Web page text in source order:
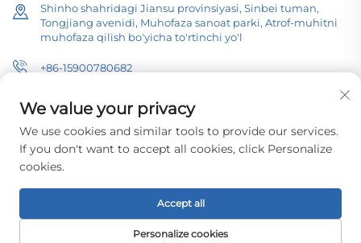
Shinho shahridagi Jiansu provinsiyasi, Sinbei tuman,
Tongjiang avenidi, Muhofaza sanoat parki, Atrof-muhitni
muhofaza qilish bo'yicha to'rtinchi yo'l
+86-15900780682
[email protected]
Mualliflik huquqi © 2026 Chanchjou Tinch okean elektr jihozlari
We value your privacy
We use cookies and similar tools to provide our services.
If you don't want to accept all cookies, click Personalize
cookies.
Personalize cookies
Accept all